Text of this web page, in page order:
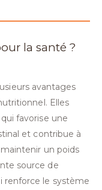
la santé ?
avantages
Elles
favorise une
et contribue à
un poids
source de
renforce le système